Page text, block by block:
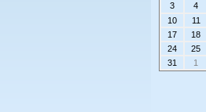
3
4
10
11
17
18
24
25
31
1